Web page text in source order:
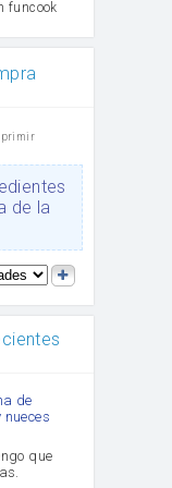
funcook
de la
de
que